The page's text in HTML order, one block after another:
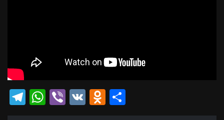
Telegram
WhatsApp
Viber
VK Odnoklassniki